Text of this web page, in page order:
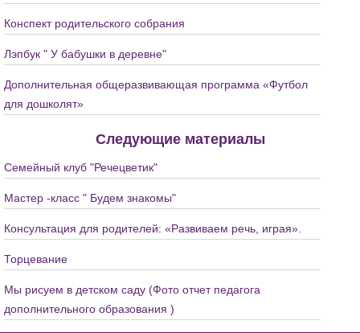
Конспект родительского собрания
Лэпбук " У бабушки в деревне"
Дополнительная общеразвивающая программа «Футбол
для дошколят»
Следующие материалы
Семейный клуб "Речецветик"
Мастер -класс " Будем знакомы"
Консультация для родителей: «Развиваем речь, играя».
Торцевание
Мы рисуем в детском саду (Фото отчет педагога
дополнительного образования )